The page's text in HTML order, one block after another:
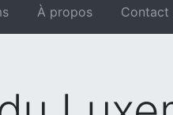
À propos Contact